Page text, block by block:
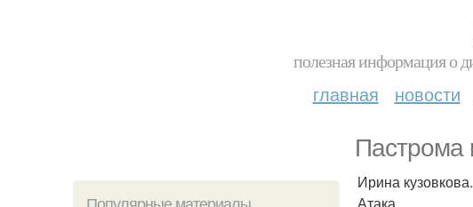
полезная информация о
главная новости
Пастрома
Ирина кузовкова.